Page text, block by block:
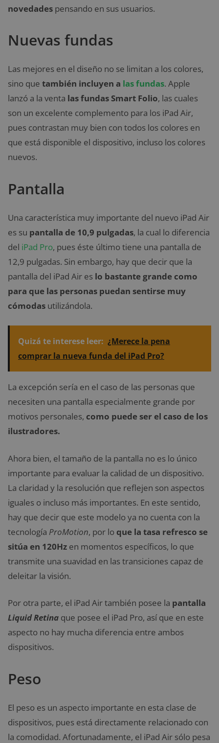
novedades pensando en sus usuarios.
Nuevas fundas
Las mejores en el diseño no se limitan a los colores,
sino que también incluyen a las fundas. Apple
lanzó a la venta las fundas Smart Folio, las cuales
son un excelente complemento para los iPad Air,
pues contrastan muy bien con todos los colores en
que está disponible el dispositivo, incluso los colores
nuevos.
Pantalla
Una característica muy importante del nuevo iPad Air
es su pantalla de 10,9 pulgadas, la cual lo diferencia
del iPad Pro, pues éste último tiene una pantalla de
12,9 pulgadas. Sin embargo, hay que decir que la
pantalla del iPad Air es lo bastante grande como
para que las personas puedan sentirse muy
cómodas utilizándola.
Quizá te interese leer: ¿Merece la pena
comprar la nueva funda del iPad Pro?
La excepción sería en el caso de las personas que
necesiten una pantalla especialmente grande por
motivos personales, como puede ser el caso de los
ilustradores.
Ahora bien, el tamaño de la pantalla no es lo único
importante para evaluar la calidad de un dispositivo.
La claridad y la resolución que reflejen son aspectos
iguales o incluso más importantes. En este sentido,
hay que decir que este modelo ya no cuenta con la
tecnología ProMotion, por lo que la tasa refresco se
sitúa en 120Hz en momentos específicos, lo que
transmite una suavidad en las transiciones capaz de
deleitar la visión.
Por otra parte, el iPad Air también posee la pantalla
Liquid Retina que posee el iPad Pro, así que en este
aspecto no hay mucha diferencia entre ambos
dispositivos.
Peso
El peso es un aspecto importante en esta clase de
dispositivos, pues está directamente relacionado con
la comodidad. Afortunadamente, el iPad Air sólo pesa